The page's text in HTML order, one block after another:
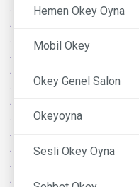
Hemen Okey Oyna
Mobil Okey
Okey Genel Salon
Okeyoyna
Sesli Okey Oyna